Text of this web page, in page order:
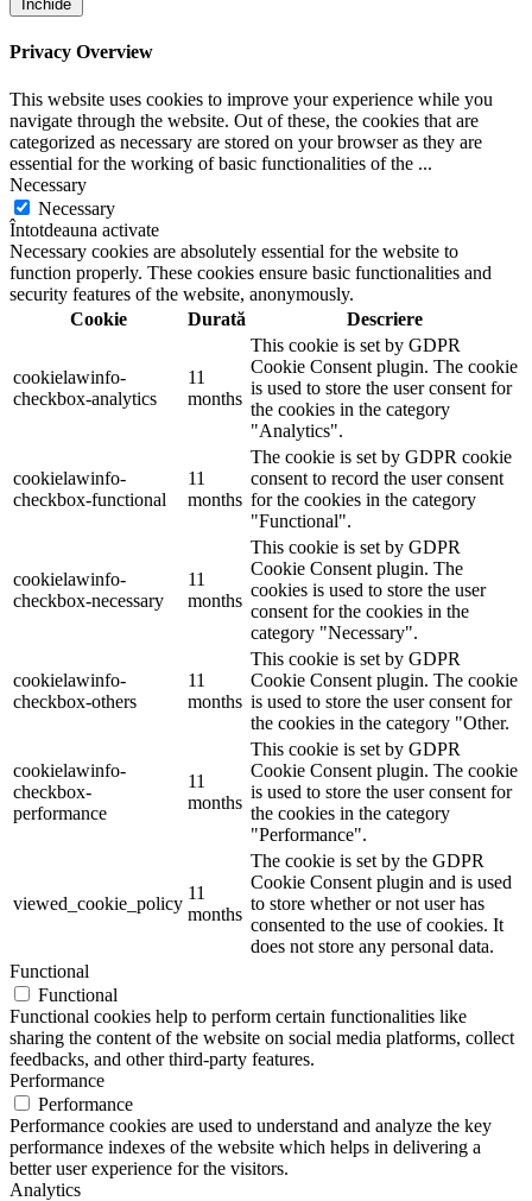
Închide
Privacy Overview
This website uses cookies to improve your experience while you
navigate through the website. Out of these, the cookies that are
categorized as necessary are stored on your browser as they are
essential for the working of basic functionalities of the ...
Necessary
Necessary
Întotdeauna activate
Necessary cookies are absolutely essential for the website to
function properly. These cookies ensure basic functionalities and
security features of the website, anonymously.
Cookie
Durată Descriere
cookielawinfo-
checkbox-analytics
11
months
This cookie is set by GDPR
Cookie Consent plugin. The cookie
is used to store the user consent for
the cookies in the category
"Analytics".
cookielawinfo-
checkbox-functional
11
months
The cookie is set by GDPR cookie
consent to record the user consent
for the cookies in the category
"Functional".
cookielawinfo-
checkbox-necessary
11
months
This cookie is set by GDPR
Cookie Consent plugin. The
cookies is used to store the user
consent for the cookies in the
category "Necessary".
cookielawinfo-
checkbox-others
11
months
This cookie is set by GDPR
Cookie Consent plugin. The cookie
is used to store the user consent for
the cookies in the category "Other.
cookielawinfo-
checkbox-
performance
11
months
This cookie is set by GDPR
Cookie Consent plugin. The cookie
is used to store the user consent for
the cookies in the category
"Performance".
viewed_cookie_policy
11
months
The cookie is set by the GDPR
Cookie Consent plugin and is used
to store whether or not user has
consented to the use of cookies. It
does not store any personal data.
Functional
Functional
Functional cookies help to perform certain functionalities like
sharing the content of the website on social media platforms, collect
feedbacks, and other third-party features.
Performance
Performance
Performance cookies are used to understand and analyze the key
performance indexes of the website which helps in delivering a
better user experience for the visitors.
Analytics